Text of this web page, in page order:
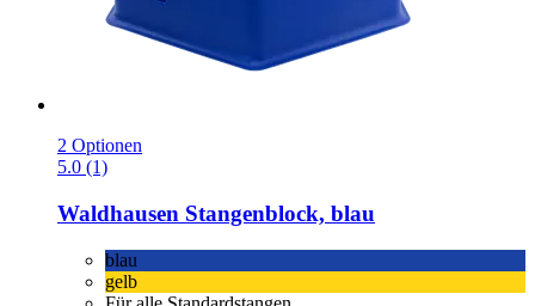
2 Optionen
5.0 (1)
Waldhausen Stangenblock, blau
blau
gelb